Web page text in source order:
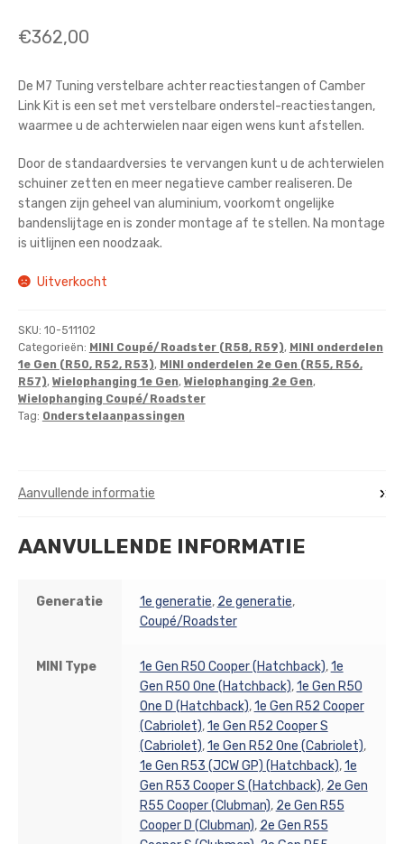
€362,00
De M7 Tuning verstelbare achter reactiestangen of Camber
Link Kit is een set met verstelbare onderstel-reactiestangen,
waarmee u de achterwielen naar eigen wens kunt afstellen.
Door de standaardversies te vervangen kunt u de achterwielen
schuiner zetten en meer negatieve camber realiseren. De
stangen zijn geheel van aluminium, voorkomt ongelijke
bandenslijtage en is zonder montage af te stellen. Na montage
is uitlijnen een noodzaak.
Uitverkocht
SKU: 10-511102
Categorieën: MINI Coupé/Roadster (R58, R59), MINI onderdelen
1e Gen (R50, R52, R53), MINI onderdelen 2e Gen (R55, R56,
R57), Wielophanging 1e Gen, Wielophanging 2e Gen,
Wielophanging Coupé/Roadster
Tag: Onderstelaanpassingen
Aanvullende informatie
AANVULLENDE INFORMATIE
Generatie 1e generatie, 2e generatie,
Coupé/Roadster
MINI Type 1e Gen R50 Cooper (Hatchback),1e
Gen R50 One (Hatchback),1e Gen R50
One D (Hatchback),1e Gen R52 Cooper
(Cabriolet),1e Gen R52 Cooper S
(Cabriolet),1e Gen R52 One (Cabriolet),
1e Gen R53 (JCW GP) (Hatchback),1e
Gen R53 Cooper S (Hatchback), 2e Gen
R55 Cooper (Clubman), 2e Gen R55
Cooper D (Clubman), 2e Gen R55